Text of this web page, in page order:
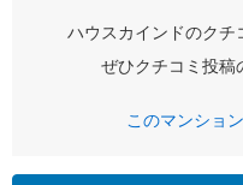
ハウスカインドのクチ
ぜひクチコミ投稿
このマンショ